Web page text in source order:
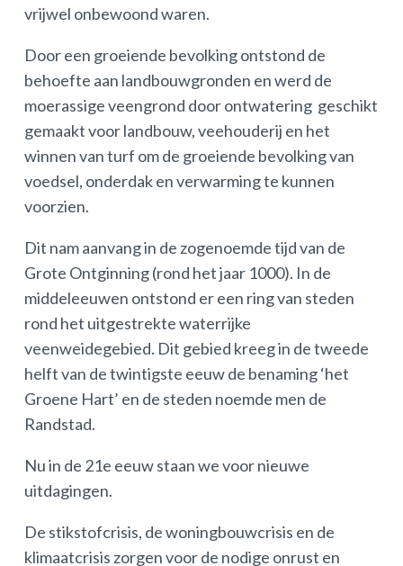
vrijwel onbewoond waren.
Door een groeiende bevolking ontstond de
behoefte aan landbouwgronden en werd de
moerassige veengrond door ontwatering geschikt
gemaakt voor landbouw, veehouderij en het
winnen van turf om de groeiende bevolking van
voedsel, onderdak en verwarming te kunnen
voorzien.
Dit nam aanvang in de zogenoemde tijd van de
Grote Ontginning (rond het jaar 1000). In de
middeleeuwen ontstond er een ring van steden
rond het uitgestrekte waterrijke
veenweidegebied. Dit gebied kreeg in de tweede
helft van de twintigste eeuw de benaming ‘het
Groene Hart’ en de steden noemde men de
Randstad.
Nu in de 21e eeuw staan we voor nieuwe
uitdagingen.
De stikstofcrisis, de woningbouwcrisis en de
klimaatcrisis zorgen voor de nodige onrust en